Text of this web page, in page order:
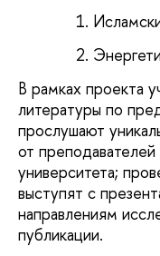
В рамках проекта
литературы по
прослушают
от
университета;
выступят с
направлениям
публикации.